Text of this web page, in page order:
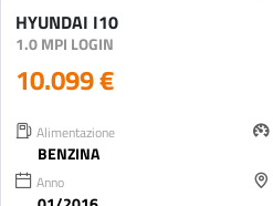
HYUNDAI I10
1.0 MPI LOGIN
10.099 €
Alimentazione
BENZINA
Anno